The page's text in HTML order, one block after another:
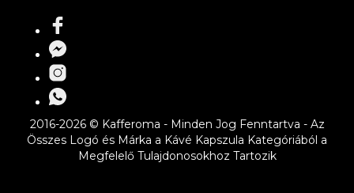
2016-2026 © Kafferoma - Minden Jog Fenntartva - Az
Összes Logó és Márka a Kávé Kapszula Kategóriából a
Megfelelő Tulajdonosokhoz Tartozik